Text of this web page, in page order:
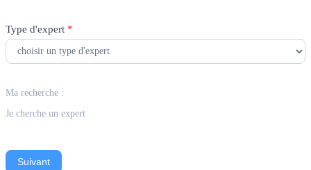
Type d'expert *
Ma recherche :
Je cherche un expert
Suivant